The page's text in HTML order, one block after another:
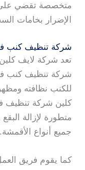
متخصصة تقضي على
الإضرار بخامات
شركة تنظيف كنب
تعد شركة لايف
شركة تنظيف كنب
للكنب نظافته
كلين شركة تنظيف
متطورة لإزالة
جميع أنواع الأقمشة.
كما يقوم فريق